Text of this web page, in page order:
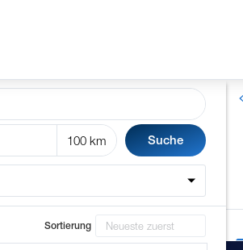
Suche
Sortierung